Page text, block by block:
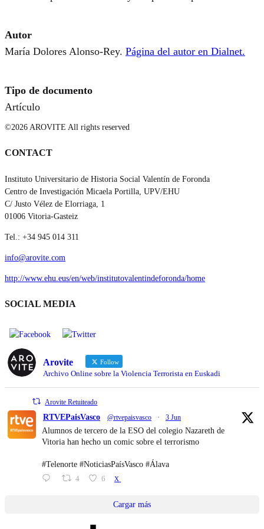
Autor
María Dolores Alonso-Rey. Página del autor en Dialnet.
Tipo de documento
Artículo
©2026 AROVITE All rights reserved
CONTACT
Instituto Universitario de Historia Social Valentín de Foronda
Centro de Investigación Micaela Portilla, UPV/EHU
C/ Justo Vélez de Elorriaga, 1
01006 Vitoria-Gasteiz
Tel.: +34 945 014 311
info@arovite.com
http://www.ehu.eus/en/web/institutovalentindeforonda/home
SOCIAL MEDIA
Arovite Follow
Archivo Online sobre la Violencia Terrorista en Euskadi
Arovite Retuiteado
RTVEPaisVasco @rtvepaisvasco · 3 Jun
Alumnos de tercero de la ESO del colegio Nazareth de
Vitoria han hecho un comic sobre el terrorismo
#Telenorte #NoticiasPaísVasco #Álava
4 6 X
Cargar más